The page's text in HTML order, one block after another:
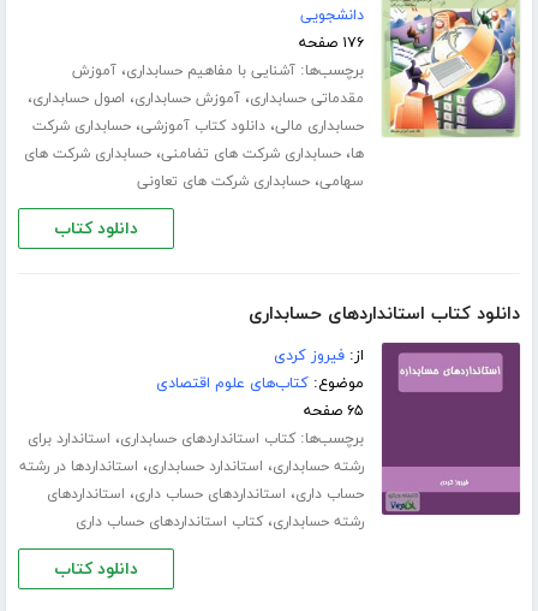
دانشجویی
۱۷۶ صفحه
برچسب‌ها:آشنایی با مفاهیم حسابداری،آموزش
مقدماتی حسابداری،آموزش حسابداری، اصول حسابداری،
حسابداری مالی،دانلود کتاب آموزشی،حسابداری شرکت
ها،حسابداری شرکت های تضامنی،حسابداری شرکت های
سهامی،حسابداری شرکت های تعاونی
دانلود کتاب
دانلود کتاب استانداردهای حسابداری
از:فیروز کردی
موضوع:کتاب‌های علوم اقتصادی
۶۵ صفحه
برچسب‌ها:کتاب استانداردهای حسابداری، استاندارد برای
رشته حسابداری، استاندارد حسابداری، استانداردها در رشته
حساب داری، استانداردهای حساب داری، استانداردهای
رشته حسابداری،کتاب استانداردهای حساب داری
دانلود کتاب